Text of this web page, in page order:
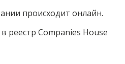
происходит онлайн.
реестр Companies House